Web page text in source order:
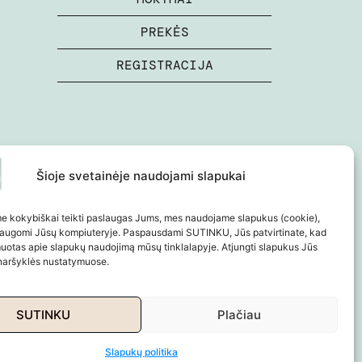
Šioje svetainėje naudojami slapukai
kokybiškai teikti paslaugas Jums, mes naudojame slapukus (cookie),
Jūsų kompiuteryje. Paspausdami SUTINKU, Jūs patvirtinate, kad
apie slapukų naudojimą mūsų tinklalapyje. Atjungti slapukus Jūs
nustatymuose.
SUTINKU Plačiau
Slapukų politika
PREKĖS
REGISTRACIJA
ir grąžinimasSlapukų politika